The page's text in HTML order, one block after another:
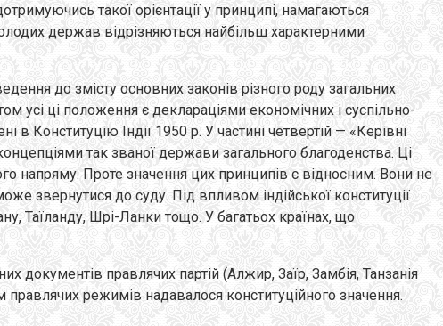
такої орієнтації у принципі, намагаються
держав відрізняються найбільш характерними
до змісту основних законів різного роду загальних
усі ці положення є деклараціями економічних і суспільно-
Конституцію Індії 1950 p. У частині четвертій — «Керівні
так званої держави загального благоденства. Ці
напряму. Проте значення цих принципів є відносним. Вони не
звернутися до суду. Під впливом індійської конституції
Таїланду, Шрі-Ланки тощо. У багатьох країнах, що
правлячих партій (Алжир, Заїр, Замбія, Танзанія
режимів надавалося конституційного значення.